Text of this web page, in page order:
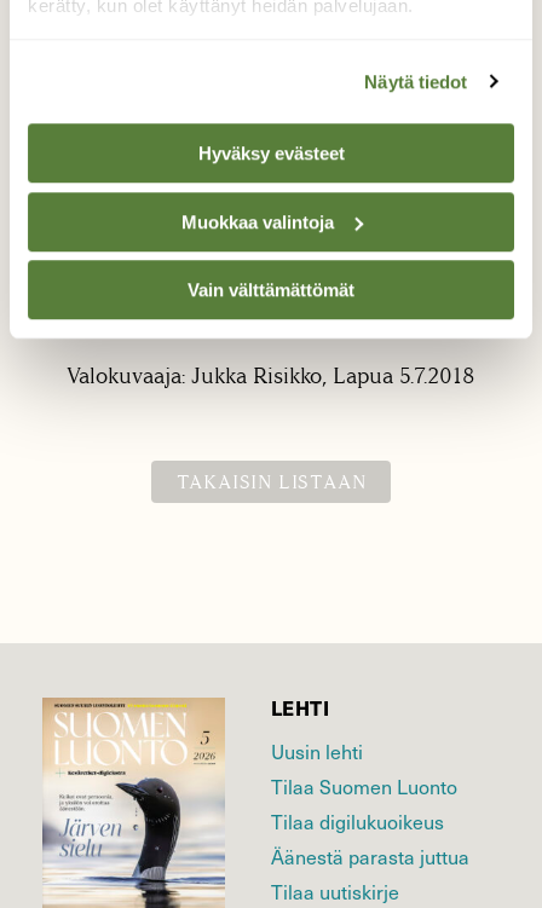
kerätty, kun olet käyttänyt heidän palvelujaan.
Näytä tiedot
Hyväksy evästeet
Muokkaa valintoja
Vain välttämättömät
Suon helmi
Poikkeuksellisen varhain kypsynyt lakkasato
löytyi jo 5. heinäkuuta Lapualta tutuilta
paikoilta.
Valokuvaaja: Jukka Risikko, Lapua 5.7.2018
TAKAISIN LISTAAN
LEHTI
Uusin lehti
Tilaa Suomen Luonto
Tilaa digilukuoikeus
Äänestä parasta juttua
Tilaa uutiskirje